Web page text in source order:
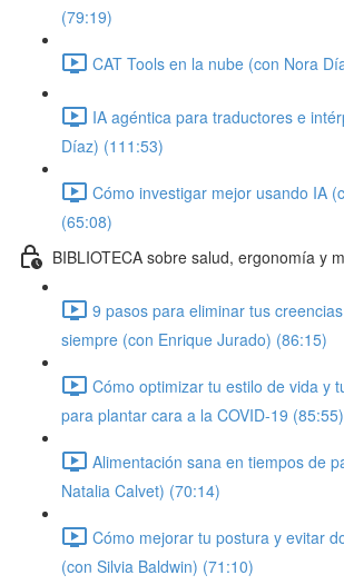
(79:19)
CAT Tools en la nube (con Nora
IA agéntica para traductores e
Díaz) (111:53)
Cómo investigar mejor usando IA
(65:08)
BIBLIOTECA sobre salud, ergonomía y
9 pasos para eliminar tus
siempre (con Enrique Jurado) (86:15)
Cómo optimizar tu estilo de vida y
para plantar cara a la COVID-19 (85:55)
Alimentación sana en tiempos de
Natalia Calvet) (70:14)
Cómo mejorar tu postura y evitar
(con Silvia Baldwin) (71:10)